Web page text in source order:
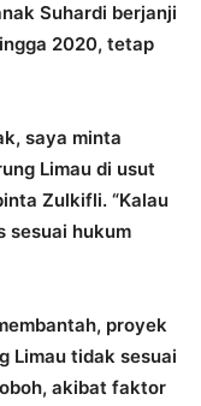
Suhardi berjanji
2020, tetap
saya minta
Limau di usut
Zulkifli. “Kalau
sesuai hukum
proyek
Limau tidak sesuai
akibat faktor